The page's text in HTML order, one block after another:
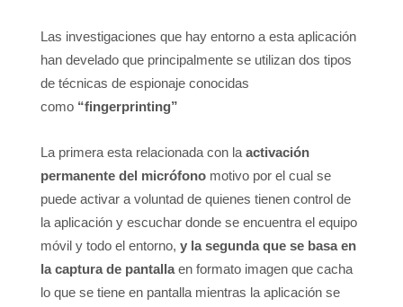
Las investigaciones que hay entorno a esta aplicación
han develado que principalmente se utilizan dos tipos
de técnicas de espionaje conocidas
como “fingerprinting”
La primera esta relacionada con laactivación
permanente del micrófonomotivo por el cual se
puede activar a voluntad de quienes tienen control de
la aplicación y escuchar donde se encuentra el equipo
móvil y todo el entorno, y la segunda que se basa en
la captura de pantallaen formato imagen que cacha
lo que se tiene en pantalla mientras la aplicación se